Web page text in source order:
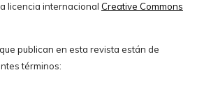
licencia internacional Creative Commons
publican en esta revista están de
términos: